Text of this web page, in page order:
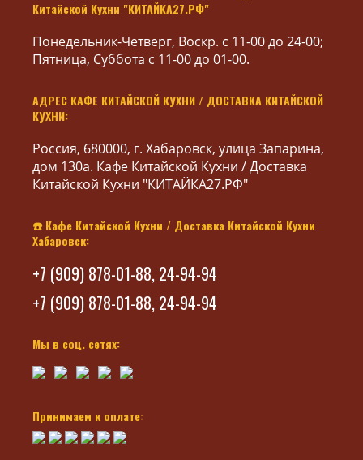
Китайской Кухни "КИТАЙКА27.РФ"
Понедельник-Четверг, Воскр. с 11-00 до 24-00;
Пятница, Суббота с 11-00 до 01-00.
АДРЕС КАФЕ КИТАЙСКОЙ КУХНИ / ДОСТАВКА КИТАЙСКОЙ
КУХНИ:
Россия, 680000, г. Хабаровск, улица Запарина,
дом 130а. Кафе Китайской Кухни / Доставка
Китайской Кухни "КИТАЙКА27.РФ"
☎️ Кафе Китайской Кухни / Доставка Китайской Кухни
Хабаровск:
+7 (909) 878-01-88, 24-94-94
+7 (909) 878-01-88, 24-94-94
Мы в соц. сетях:
Принимаем к оплате: